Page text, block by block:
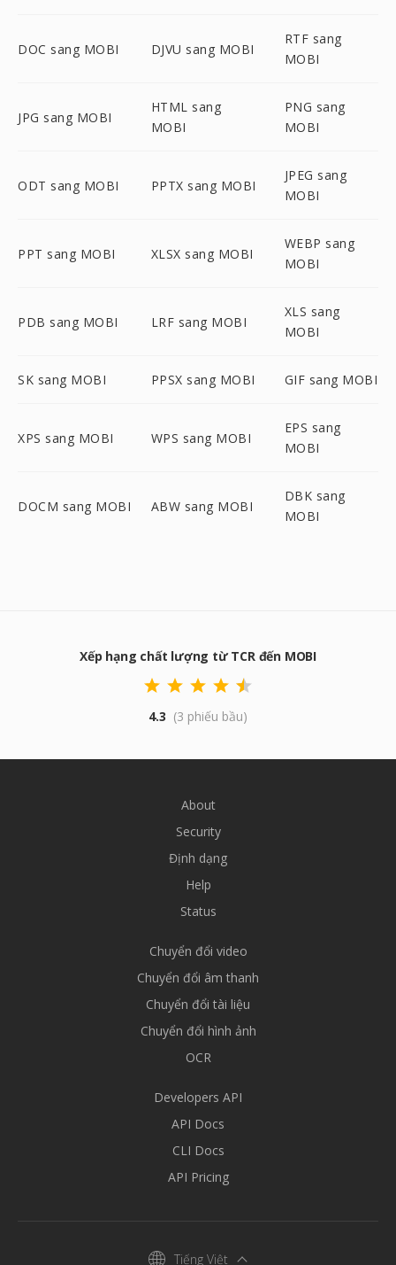
DOC sang MOBI DJVU sang MOBI
RTF sang
MOBI
JPG sang MOBI
HTML sang
MOBI
PNG sang
MOBI
ODT sang MOBI PPTX sang MOBI
JPEG sang
MOBI
PPT sang MOBI XLSX sang MOBI
WEBP sang
MOBI
PDB sang MOBI LRF sang MOBI
XLS sang
MOBI
SK sang MOBI PPSX sang MOBI GIF sang MOBI
XPS sang MOBI WPS sang MOBI
EPS sang
MOBI
DOCM sang MOBI ABW sang MOBI
DBK sang
MOBI
Xếp hạng chất lượng từ TCR đến MOBI
4.3 (3 phiếu bầu)
About
Security
Định dạng
Help
Status
Chuyển đổi video
Chuyển đổi âm thanh
Chuyển đổi tài liệu
Chuyển đổi hình ảnh
OCR
Developers API
API Docs
CLI Docs
API Pricing
Tiếng Việt